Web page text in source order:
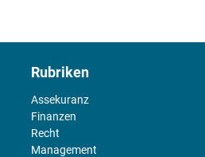
Rubriken
Assekuranz
Finanzen
Recht
Management